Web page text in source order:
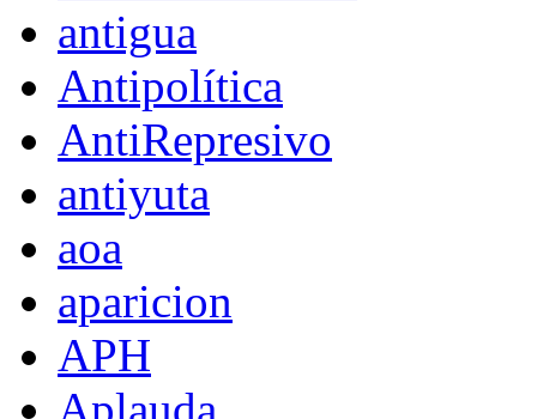
antigua
Antipolítica
AntiRepresivo
antiyuta
aoa
aparicion
APH